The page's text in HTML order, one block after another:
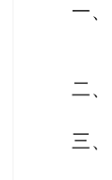
一、
二、
三、